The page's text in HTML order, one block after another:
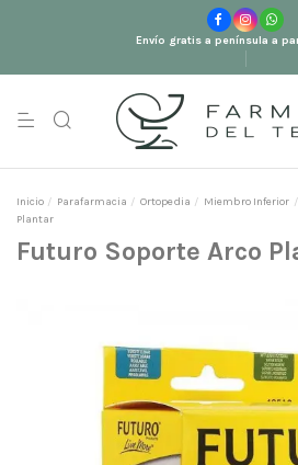
Envío gratis a península a
Inicio Parafarmacia Ortopedia Miembro Inferior
Plantar
Futuro Soporte Arco